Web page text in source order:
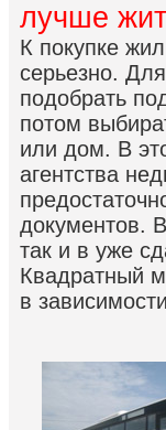
лучше
К покупке
серьезно.
подобрать
потом
или дом. В
агентства
документов.
так и в уже
Квадратный
в